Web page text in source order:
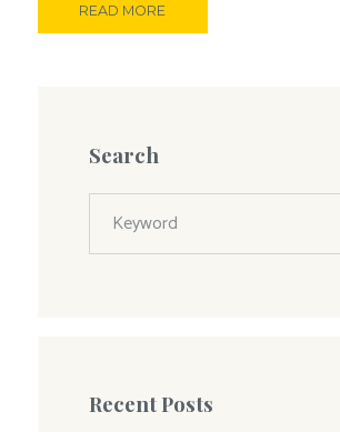
READ MORE
Search
Recent Posts